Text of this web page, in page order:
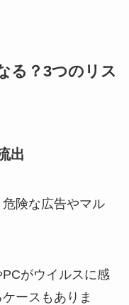
る？3つのリス
出
険な広告やマル
がウイルスに感
ースもありま